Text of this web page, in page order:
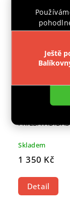
provozu
Ještě
PŘILBA
Skladem
1 350 Kč
Detail